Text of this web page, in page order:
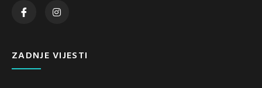
ZADNJE VIJESTI